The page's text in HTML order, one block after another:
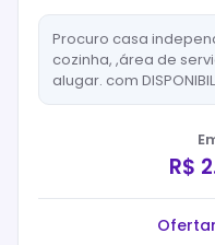
Procuro casa
cozinha, ,área de
alugar. com
R$